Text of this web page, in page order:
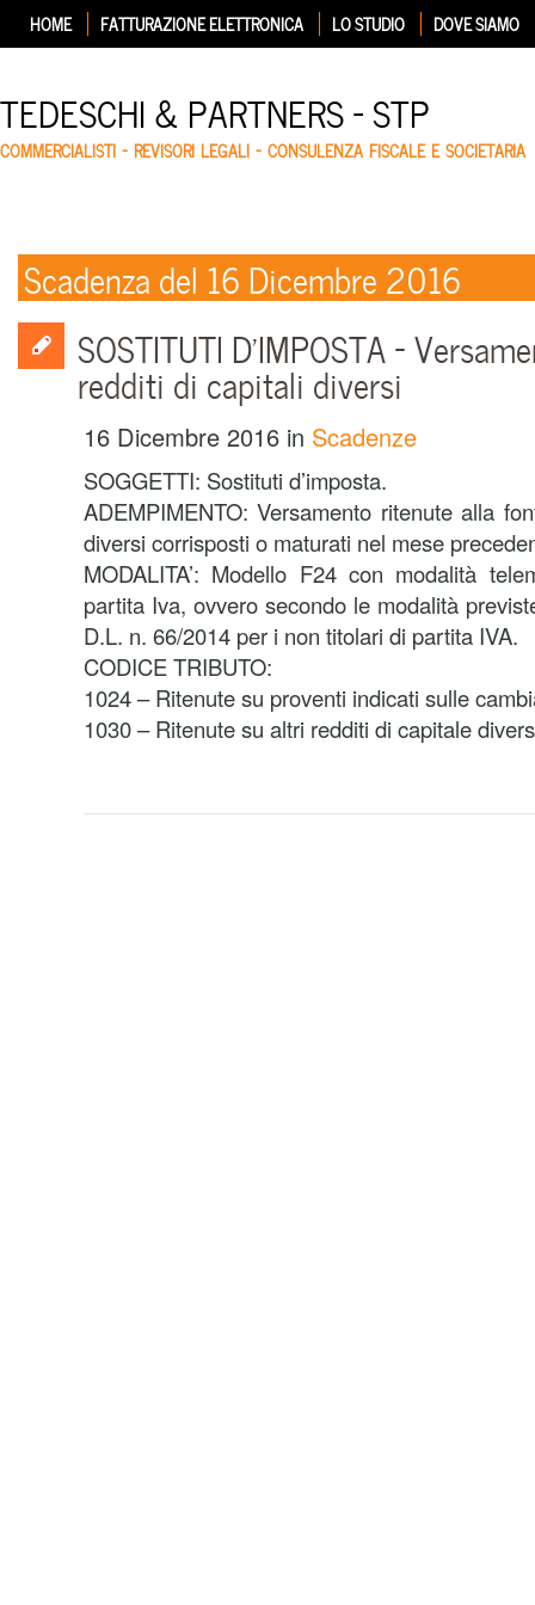
HOME FATTURAZIONE ELETTRONICA LO STUDIO DOVE SIAMO
TEDESCHI & PARTNERS – STP
COMMERCIALISTI – REVISORI LEGALI – CONSULENZA FISCALE E SOCIETARIA
Scadenza del 16 Dicembre 2016
SOSTITUTI D’IMPOSTA –
redditi di capitali diversi
16 Dicembre 2016 in Scadenze
SOGGETTI: Sostituti d’imposta.
ADEMPIMENTO: Versamento ritenute alla
diversi corrisposti o maturati nel mese
MODALITA’: Modello F24 con modalità
partita Iva, ovvero secondo le modalità
D.L. n. 66/2014 per i non titolari di partita IVA.
CODICE TRIBUTO:
1024 – Ritenute su proventi indicati sulle
1030 – Ritenute su altri redditi di capitale